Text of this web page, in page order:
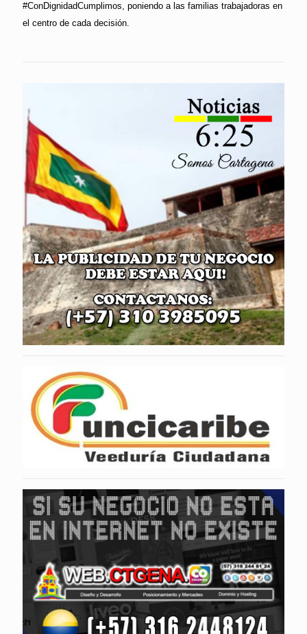
#ConDignidadCumplimos, poniendo a las familias trabajadoras en
el centro de cada decisión.